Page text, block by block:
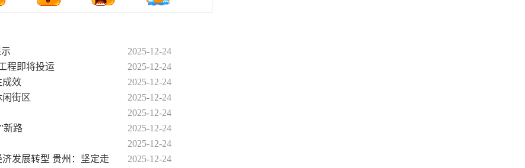
2025-12-24
程即将投运
2025-12-24
成效
2025-12-24
闲街区
2025-12-24
2025-12-24
新路
2025-12-24
2025-12-24
发展转型 贵州：坚定走
2025-12-24